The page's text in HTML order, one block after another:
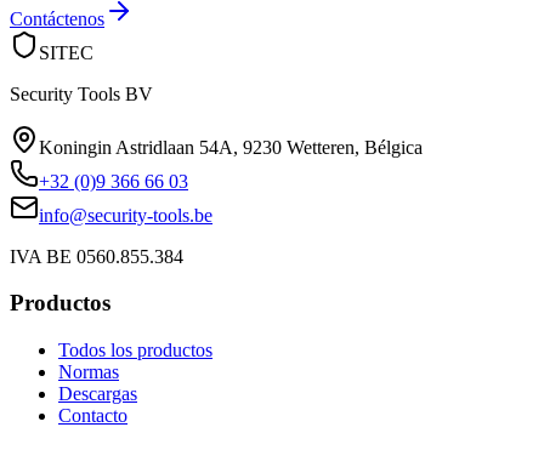
Contáctenos
SITEC
Security Tools BV
Koningin Astridlaan 54A, 9230 Wetteren, Bélgica
+32 (0)9 366 66 03
info@security-tools.be
IVA BE 0560.855.384
Productos
Todos los productos
Normas
Descargas
Contacto